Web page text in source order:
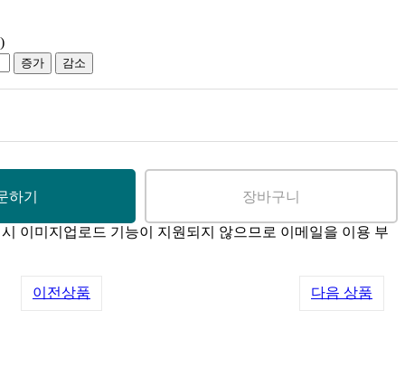
증가 감소
이미지업로드 기능이 지원되지 않으므로 이메일을 이용 부
이전상품 다음 상품